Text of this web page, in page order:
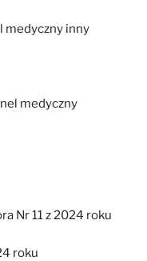
medyczny inny
medyczny
Nr 11 z 2024 roku
roku